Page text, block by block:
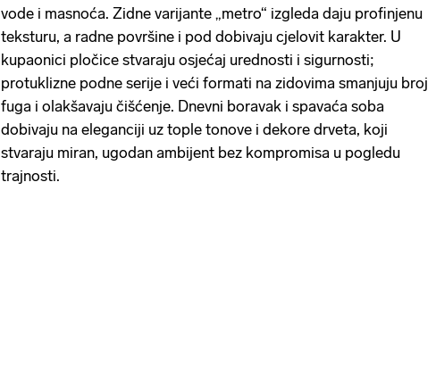
vode i masnoća. Zidne varijante „metro“ izgleda daju profinjenu
teksturu, a radne površine i pod dobivaju cjelovit karakter. U
kupaonici pločice stvaraju osjećaj urednosti i sigurnosti;
protuklizne podne serije i veći formati na zidovima smanjuju broj
fuga i olakšavaju čišćenje. Dnevni boravak i spavaća soba
dobivaju na eleganciji uz tople tonove i dekore drveta, koji
stvaraju miran, ugodan ambijent bez kompromisa u pogledu
trajnosti.